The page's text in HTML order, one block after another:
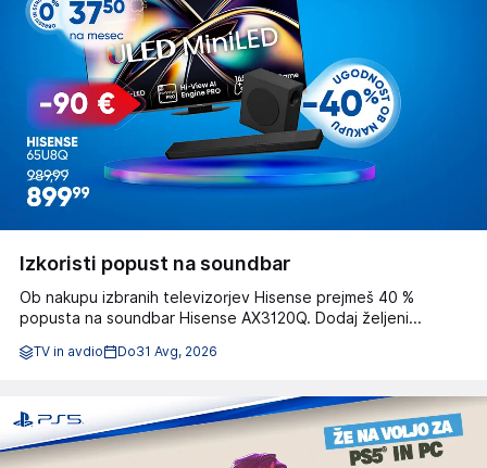
Izkoristi popust na soundbar
Ob nakupu izbranih televizorjev Hisense prejmeš 40 %
popusta na soundbar Hisense AX3120Q. Dodaj željeni...
TV in avdio Do31 Avg, 2026